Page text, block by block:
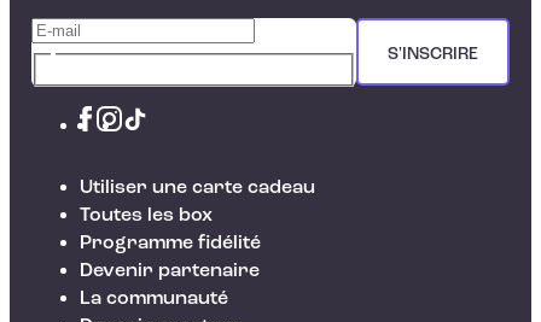
S'INSCRIRE
Utiliser une carte cadeau
Toutes les box
Programme fidélité
Devenir partenaire
La communauté